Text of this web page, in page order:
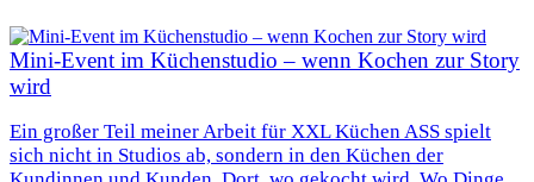
Mini-Event im Küchenstudio – wenn Kochen zur Story
wird
Ein großer Teil meiner Arbeit für XXL Küchen ASS spielt
sich nicht in Studios ab, sondern in den Küchen der